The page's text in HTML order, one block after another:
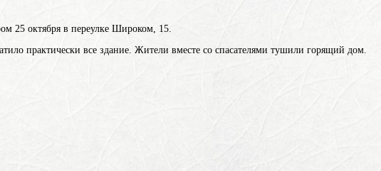
25 октября в переулке Широком, 15.
практически все здание. Жители вместе со спасателями тушили горящий дом.